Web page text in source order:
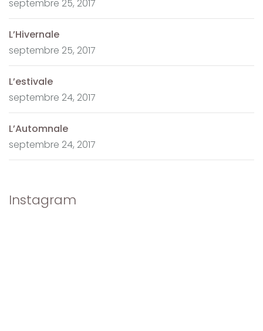
septembre 25, 2017
L’Hivernale
septembre 25, 2017
L’estivale
septembre 24, 2017
L’Automnale
septembre 24, 2017
Instagram